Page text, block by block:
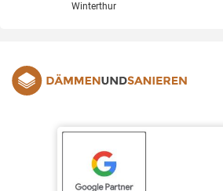
Winterthur